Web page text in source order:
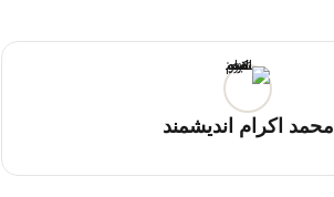
محمد اکرام اندیشمند